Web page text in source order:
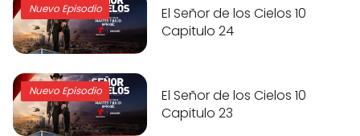
Nuevo Episodio
El Señor de los Cielos 10
Capitulo 24
Nuevo Episodio
El Señor de los Cielos 10
Capitulo 23